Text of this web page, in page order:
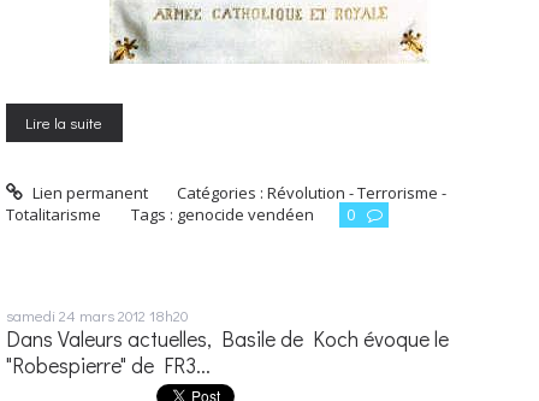
Lire la suite
Lien permanent Catégories :Révolution - Terrorisme -
Totalitarisme
Tags : genocide vendéen 0
samedi 24 mars 2012 18h20
Dans Valeurs actuelles, Basile de Koch évoque le
"Robespierre" de FR3...